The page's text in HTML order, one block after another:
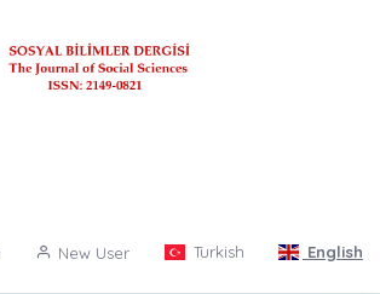
New User Turkish English